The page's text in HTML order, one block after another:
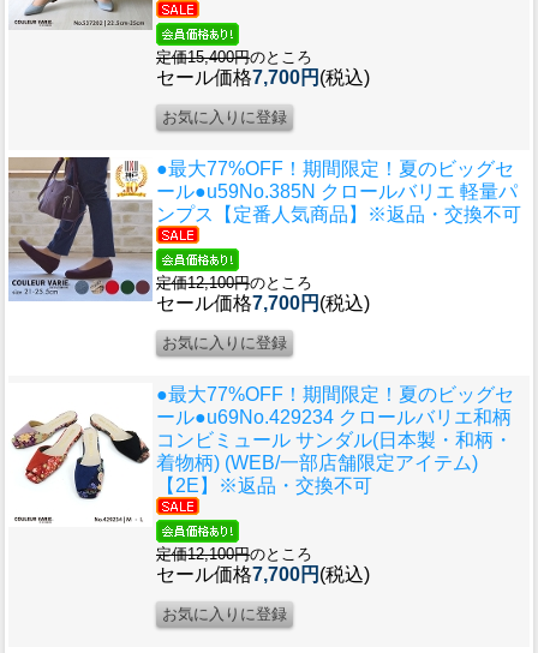
定価15,400円のところ
セール価格7,700円 (税込)
●最大77%OFF！期間限定！夏のビッグセ
ール●u59No.385N クロールバリエ 軽量パ
ンプス【定番人気商品】※返品・交換不可
定価12,100円のところ
セール価格7,700円 (税込)
●最大77%OFF！期間限定！夏のビッグセ
ール●u69No.429234 クロールバリエ和柄
コンビミュール サンダル(日本製・和柄・
着物柄) (WEB/一部店舗限定アイテム)
【2E】※返品・交換不可
定価12,100円のところ
セール価格7,700円 (税込)